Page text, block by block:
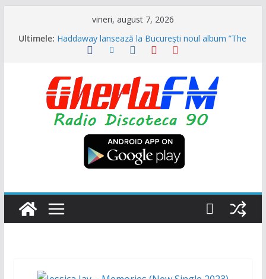
vineri, august 7, 2026
Ultimele: Haddaway lansează la București noul album ”The
Sun” (Dr. Alban invitat special)
la NUBIRU împreună cu alți grei ai muzicii dance
din anii 90
Trupa „Animal X” se reunește, primul mare
concert va fi la UNTOLD
Ultra Nate se intoarce după aproape 30 de ani și
promite hitul verii 2026 împreună cu Hugel
N-Trance is Back! ”Higher” se numește noul
proiect (Videoclip oficial)